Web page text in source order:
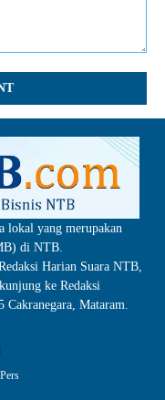
lokal yang merupakan
di NTB.
Harian Suara NTB,
ke Redaksi
Mataram.